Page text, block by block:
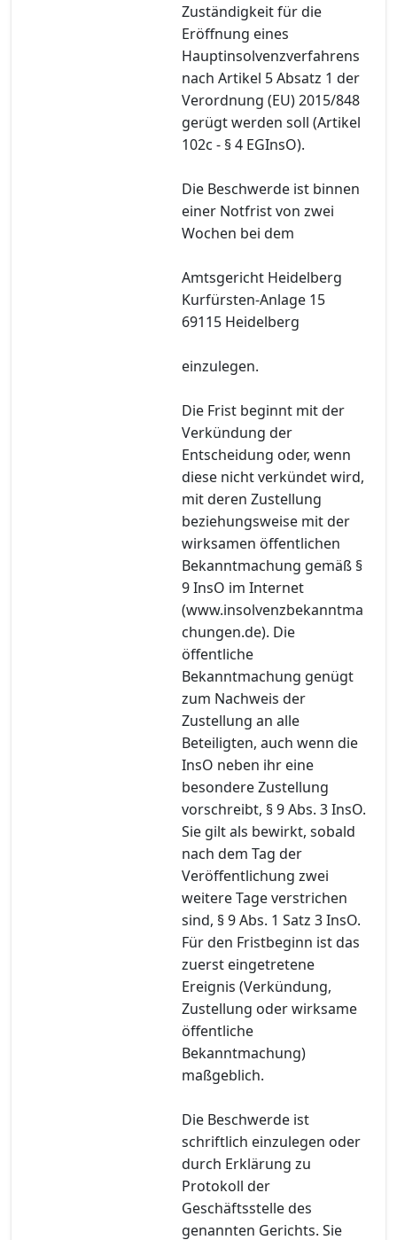
Zuständigkeit für die
Eröffnung eines
Hauptinsolvenzverfahrens
nach Artikel 5 Absatz 1 der
Verordnung (EU) 2015/848
gerügt werden soll (Artikel
102c - § 4 EGInsO).
Die Beschwerde ist binnen
einer Notfrist von zwei
Wochen bei dem
Amtsgericht Heidelberg
Kurfürsten-Anlage 15
69115 Heidelberg
einzulegen.
Die Frist beginnt mit der
Verkündung der
Entscheidung oder, wenn
diese nicht verkündet wird,
mit deren Zustellung
beziehungsweise mit der
wirksamen öffentlichen
Bekanntmachung gemäß §
9 InsO im Internet
(www.insolvenzbekanntma
chungen.de). Die
öffentliche
Bekanntmachung genügt
zum Nachweis der
Zustellung an alle
Beteiligten, auch wenn die
InsO neben ihr eine
besondere Zustellung
vorschreibt, § 9 Abs. 3 InsO.
Sie gilt als bewirkt, sobald
nach dem Tag der
Veröffentlichung zwei
weitere Tage verstrichen
sind, § 9 Abs. 1 Satz 3 InsO.
Für den Fristbeginn ist das
zuerst eingetretene
Ereignis (Verkündung,
Zustellung oder wirksame
öffentliche
Bekanntmachung)
maßgeblich.
Die Beschwerde ist
schriftlich einzulegen oder
durch Erklärung zu
Protokoll der
Geschäftsstelle des
genannten Gerichts. Sie